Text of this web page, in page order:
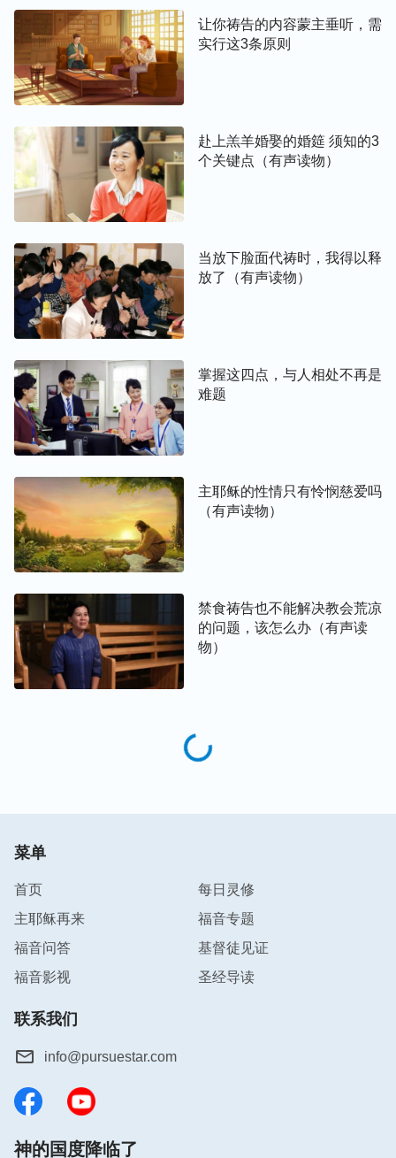
让你祷告的内容蒙主垂听，需
实行这3条原则
赴上羔羊婚娶的婚筵 须知的3
个关键点（有声读物）
当放下脸面代祷时，我得以释
放了（有声读物）
掌握这四点，与人相处不再是
难题
主耶稣的性情只有怜悯慈爱吗
（有声读物）
禁食祷告也不能解决教会荒凉
的问题，该怎么办（有声读
物）
菜单
首页
每日灵修
主耶稣再来
福音专题
福音问答
基督徒见证
福音影视
圣经导读
联系我们
info@pursuestar.com
神的国度降临了